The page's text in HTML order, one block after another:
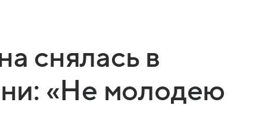
снялась в
«Не молодею